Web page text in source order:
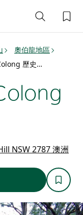
奧伯龍地區
4WD Oberon Colong 歷史股票路線
NSW 2787 澳洲